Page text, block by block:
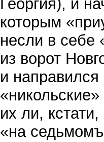
Георгия), и
которым
несли в себе
из ворот
и
их ли,
«на